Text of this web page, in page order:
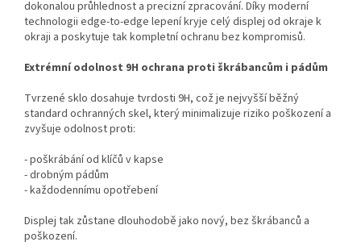
dokonalou průhlednost a precizní zpracování. Díky moderní
technologii edge-to-edge lepení kryje celý displej od okraje k
okraji a poskytuje tak kompletní ochranu bez kompromisů.
Extrémní odolnost 9H ochrana proti škrábancům i pádům
Tvrzené sklo dosahuje tvrdosti 9H, což je nejvyšší běžný
standard ochranných skel, který minimalizuje riziko poškození a
zvyšuje odolnost proti:
- poškrábání od klíčů v kapse
- drobným pádům
- každodennímu opotřebení
Displej tak zůstane dlouhodobě jako nový, bez škrábanců a
poškození.